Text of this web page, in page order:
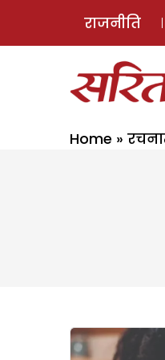
राजनीति
Home »